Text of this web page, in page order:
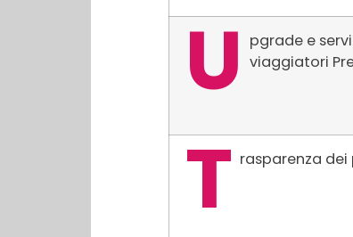
U
pgrade e
viaggiatori
T rasparenza dei